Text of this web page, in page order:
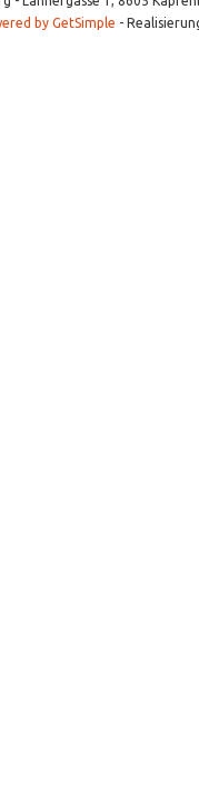
by GetSimple -